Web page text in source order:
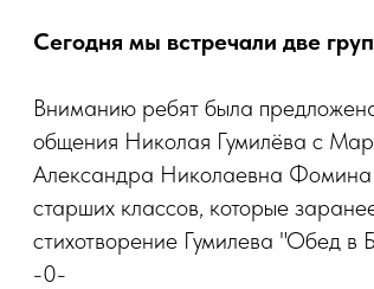
Сегодня мы встречали две
Вниманию ребят была
общения Николая Гумилёва с
Александра Николаевна Фомина
старших классов, которые
стихотворение Гумилева "Обед в
-0-